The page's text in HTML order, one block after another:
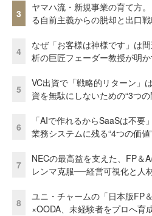
3
ヤマハ流・新規事業の育て方
る自前主義からの脱却と出口
4
なぜ「お客様は神様です」は
析の巨匠フェーダー教授が明
5
VC出資で「戦略的リターン」
資を無駄にしないための“3つの
6
「AIで作れるからSaaSは不要
業務システムに残る“4つの価値
7
NECの最高益を支えた、FP＆
レンマ克服──経営可視化と人
8
ユニ・チャームの「日本版FP
×OODA、未経験者をプロへ育